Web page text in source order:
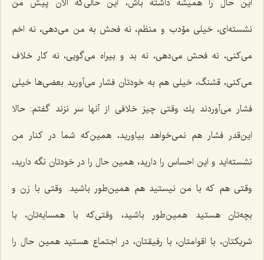
نشسته‌ای، خیلی مؤدب و منظم، نه فحش به من می‌دهی، نه اخم
می‌كنی، نه فحش می‌دهی، نه بد و بیراه می‌گویی، نه كار خلاف
می‌كنی، قشنگ، خیلی هم به خودتان فشار می‌آورید بعضی‌ها خیلی
فشار می‌آوردند یك وقتی چیز خلافی از آنها سر نزند گفتم: حالا
این‌قدر فشار هم نمی‌خواهد بیاورید، همین‌كه شما در كنار من
نشسته‌اید و این احساس را دارید، همین حال را در خودتان نگه دارید،
وقتی هم كه با من نیستید هم همین‌طور باشید. وقتی با زن و
بچه‌تان هستید همین‌طور باشید، وقتی‌كه با همسایه‌تان، با
شریكتان، با اقوامتان، با رفیقتان، در اجتماع هستید همین حال را